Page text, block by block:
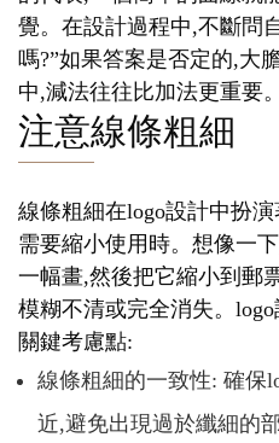
覺。在設計過程中,不斷問
嗎?”如果答案是否定的,大
中,減法往往比加法更重要。
注意線條粗細
線條粗細在logo設計中扮
需要縮小使用時。想像一
一幅畫,然後把它縮小到郵
模糊不清或完全消失。logo
關鍵考慮點:
線條粗細的一致性: 確保
近,避免出現過於纖細的部